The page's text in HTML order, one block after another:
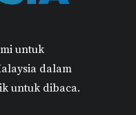
untuk
dalam
untuk dibaca.